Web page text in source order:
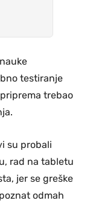
testiranje
trebao
su probali
rad na tabletu
jer se greške
odmah